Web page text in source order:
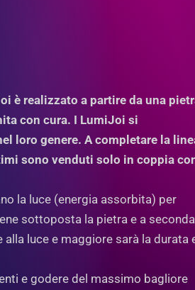
è realizzato a partire da una
con cura. I LumiJoi si
loro genere. A completare la
sono venduti solo in coppia
la luce (energia assorbita) per
sottoposta la pietra e a seconda
luce e maggiore sarà la durata
e godere del massimo bagliore